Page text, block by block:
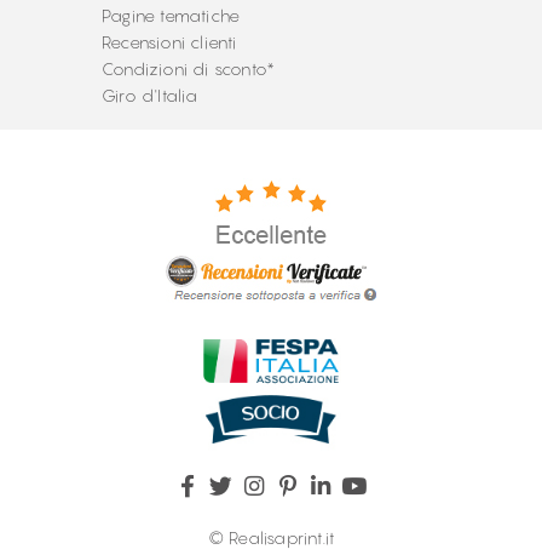
Pagine tematiche
Recensioni clienti
Condizioni di sconto*
Giro d'Italia
© Realisaprint.it